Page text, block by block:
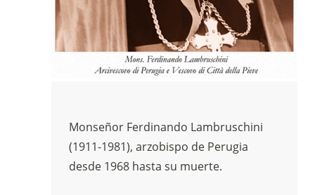
Monseñor Ferdinando Lambruschini
(1911-1981), arzobispo de Perugia
desde 1968 hasta su muerte.